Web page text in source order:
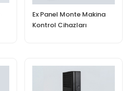
Ex Panel Monte Makina
Kontrol Cihazları